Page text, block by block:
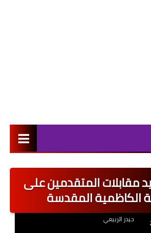
اخبار القطاع العام
مقابلات المتقدمين على
الكاظمية المقدسة
حيدر الربيعي